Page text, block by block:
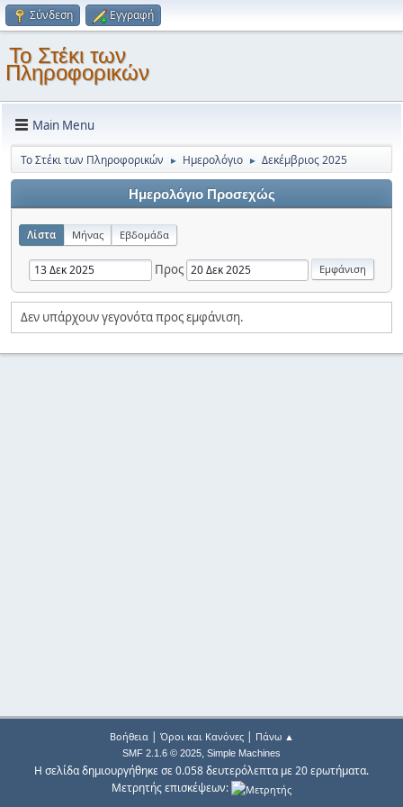
Σύνδεση Εγγραφή
Το Στέκι των
Πληροφορικών
Main Menu
Το Στέκι των Πληροφορικών ► Ημερολόγιο ► Δεκέμβριος 2025
Ημερολόγιο Προσεχώς
Λίστα Μήνας Εβδομάδα
Προς
Δεν υπάρχουν γεγονότα προς εμφάνιση.
Βοήθεια| Όροι και Κανόνες| Πάνω ▲
SMF 2.1.6 © 2025, Simple Machines
Η σελίδα δημιουργήθηκε σε 0.058 δευτερόλεπτα με 20 ερωτήματα.
Μετρητής επισκέψεων: